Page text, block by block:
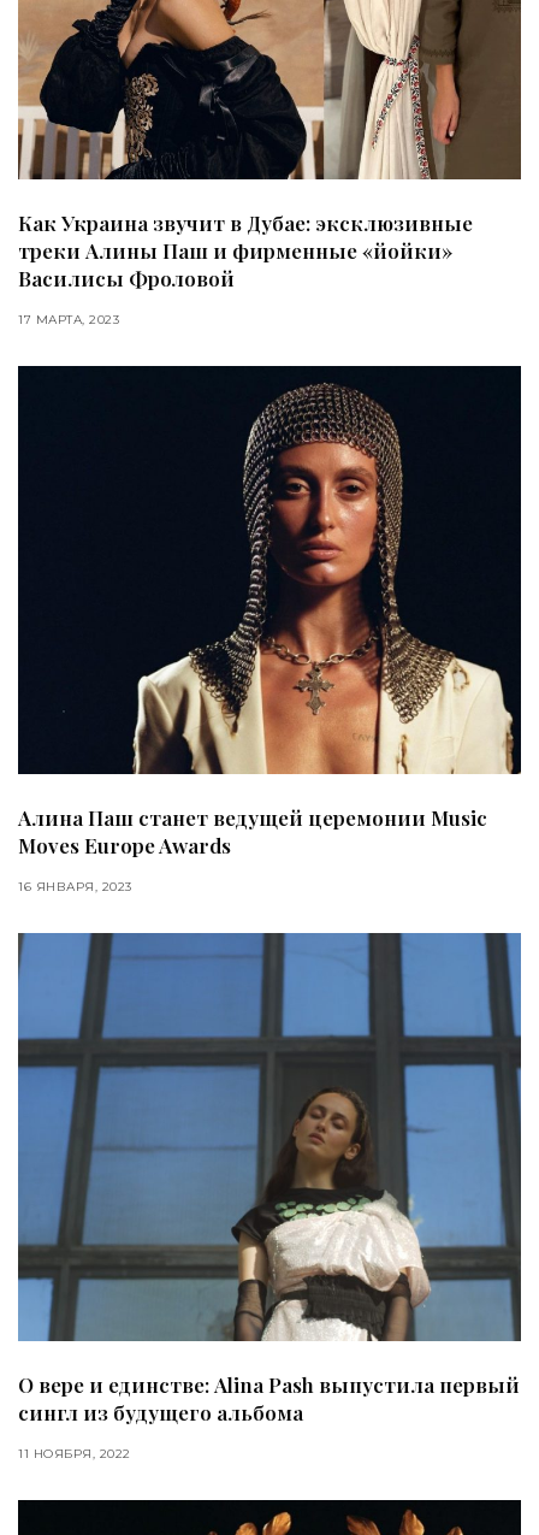
Как Украина звучит в Дубае: эксклюзивные
треки Алины Паш и фирменные «йойки»
Василисы Фроловой
17 МАРТА, 2023
Алина Паш станет ведущей церемонии Music
Moves Europe Awards
16 ЯНВАРЯ, 2023
О вере и единстве: Аlina Pash выпустила первый
сингл из будущего альбома
11 НОЯБРЯ, 2022